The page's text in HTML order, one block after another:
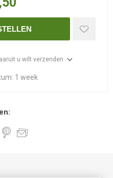
u wilt verzenden
1 week